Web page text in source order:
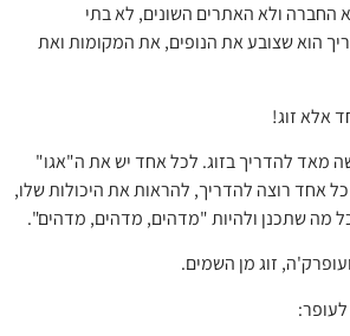
החברה ולא האתרים השונים, לא בתי
הוא שצובע את הנופים, את המקומות ואת
אלא זוג!
מאד להדריך בזוג. לכל אחד יש את ה"אגו"
אחד רוצה להדריך, להראות את היכולות שלו,
מה שתכנן ולהיות "מדהים, מדהים, מדהים".
זוג מן השמים.